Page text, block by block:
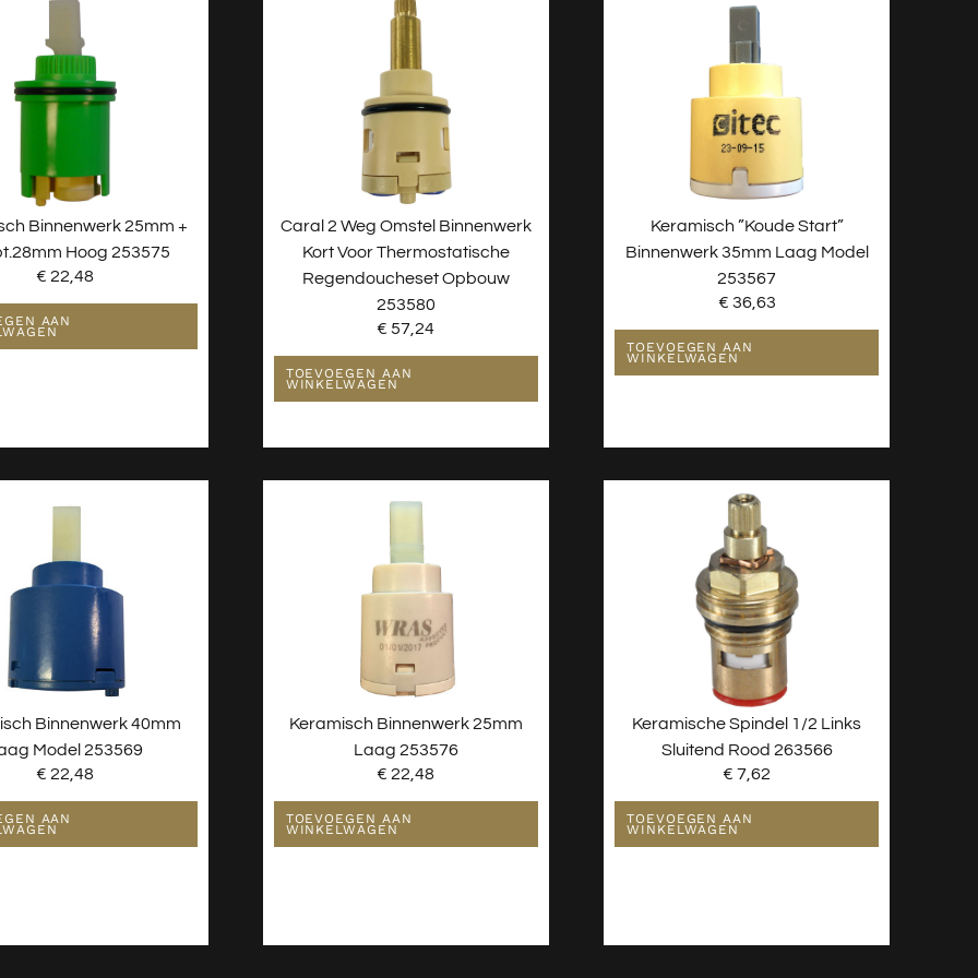
Binnenwerk 25mm +
Hoog 253575
€ 22,48
AAN
Caral 2 Weg Omstel Binnenwerk
Kort Voor Thermostatische
Regendoucheset Opbouw
253580
€ 57,24
TOEVOEGEN AAN
WINKELWAGEN
Keramisch ”koude Start”
Binnenwerk 35mm Laag Model
253567
€ 36,63
TOEVOEGEN AAN
WINKELWAGEN
Binnenwerk 40mm
Model 253569
€ 22,48
AAN
Keramisch Binnenwerk 25mm
Laag 253576
€ 22,48
TOEVOEGEN AAN
WINKELWAGEN
Keramische Spindel 1/2 Links
Sluitend Rood 263566
€ 7,62
TOEVOEGEN AAN
WINKELWAGEN